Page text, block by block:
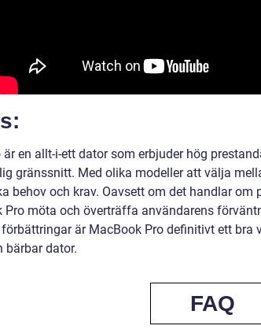
är en allt-i-ett dator som erbjuder hög
gränssnitt. Med olika modeller att välja
behov och krav. Oavsett om det handlar
Pro möta och överträffa användarens
är MacBook Pro definitivt ett bra
bärbar dator.
FAQ